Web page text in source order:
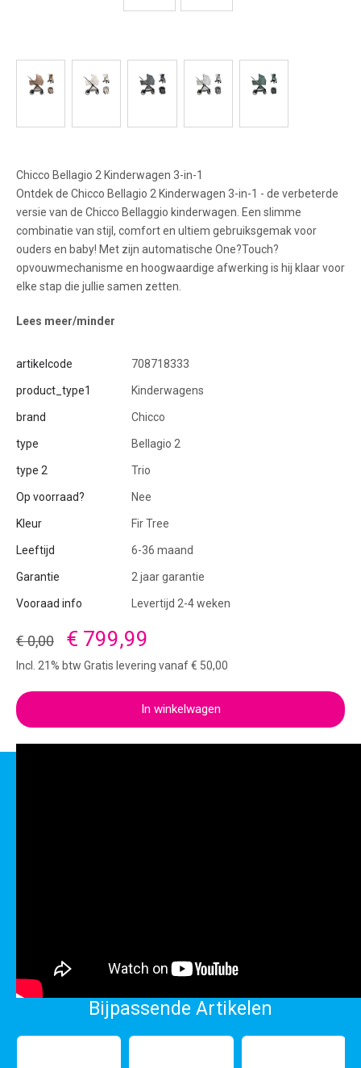
Chicco Bellagio 2 Kinderwagen 3-in-1
Ontdek de Chicco Bellagio 2 Kinderwagen 3-in-1 - de verbeterde
versie van de Chicco Bellaggio kinderwagen. Een slimme
combinatie van stijl, comfort en ultiem gebruiksgemak voor
ouders en baby! Met zijn automatische One?Touch?
opvouwmechanisme en hoogwaardige afwerking is hij klaar voor
elke stap die jullie samen zetten.
Lees meer/minder
artikelcode 708718333
product_type1 Kinderwagens
brand Chicco
type Bellagio 2
type 2 Trio
Op voorraad? Nee
Kleur Fir Tree
Leeftijd 6-36 maand
Garantie 2 jaar garantie
Vooraad info Levertijd 2-4 weken
€ 0,00 € 799,99
Incl. 21% btw Gratis levering vanaf € 50,00
In winkelwagen
Bijpassende Artikelen